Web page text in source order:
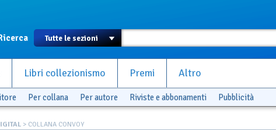
Libri collezionismo Premi Altro
Per collana Per autore Riviste e abbonamenti Pubblicità
> COLLANA CONVOY